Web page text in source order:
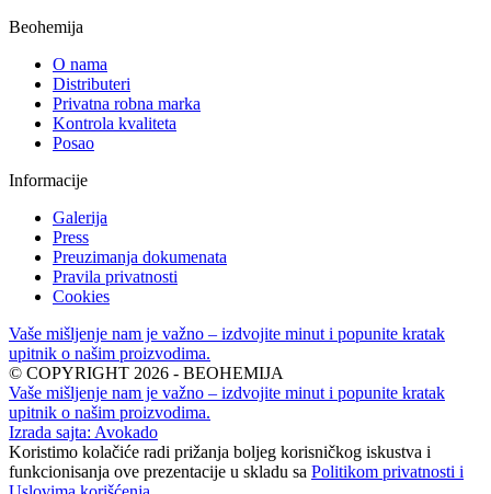
Beohemija
O nama
Distributeri
Privatna robna marka
Kontrola kvaliteta
Posao
Informacije
Galerija
Press
Preuzimanja dokumenata
Pravila privatnosti
Cookies
Vaše mišljenje nam je važno – izdvojite minut i popunite kratak
upitnik o našim proizvodima.
© COPYRIGHT 2026 - BEOHEMIJA
Vaše mišljenje nam je važno – izdvojite minut i popunite kratak
upitnik o našim proizvodima.
Izrada sajta: Avokado
Koristimo kolačiće radi prižanja boljeg korisničkog iskustva i
funkcionisanja ove prezentacije u skladu sa Politikom privatnosti i